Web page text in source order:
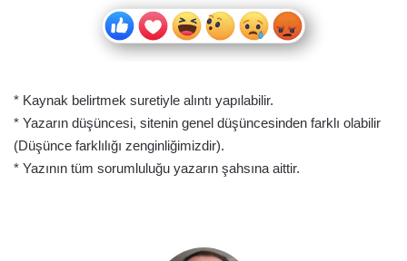
* Kaynak belirtmek suretiyle alıntı yapılabilir.
* Yazarın düşüncesi, sitenin genel düşüncesinden farklı olabilir
(Düşünce farklılığı zenginliğimizdir).
* Yazının tüm sorumluluğu yazarın şahsına aittir.